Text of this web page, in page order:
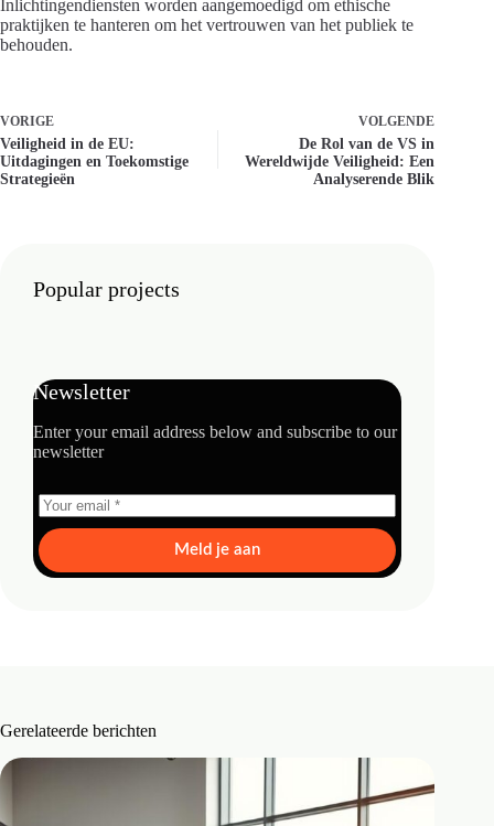
Inlichtingendiensten worden aangemoedigd om ethische
praktijken te hanteren om het vertrouwen van het publiek te
behouden.
VORIGE
Veiligheid in de EU:
Uitdagingen en Toekomstige
Strategieën
VOLGENDE
De Rol van de VS in
Wereldwijde Veiligheid: Een
Analyserende Blik
Popular projects
Newsletter
Enter your email address below and subscribe to our
newsletter
Meld je aan
Gerelateerde berichten